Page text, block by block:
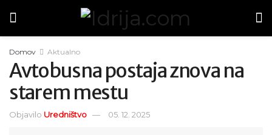
Domov Aktualno
Avtobusna postaja znova na
starem mestu
Objavilo Uredništvo 05. 12. 2025